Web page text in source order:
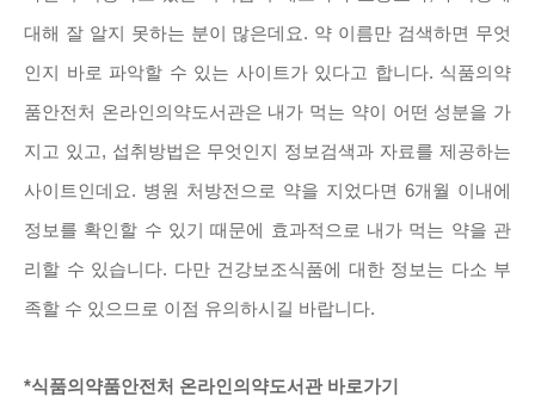
대해 잘 알지 못하는 분이 많은데요. 약 이름만 검색하면 무엇
인지 바로 파악할 수 있는 사이트가 있다고 합니다. 식품의약
품안전처 온라인의약도서관은 내가 먹는 약이 어떤 성분을 가
지고 있고, 섭취방법은 무엇인지 정보검색과 자료를 제공하는
사이트인데요. 병원 처방전으로 약을 지었다면 6개월 이내에
정보를 확인할 수 있기 때문에 효과적으로 내가 먹는 약을 관
리할 수 있습니다. 다만 건강보조식품에 대한 정보는 다소 부
족할 수 있으므로 이점 유의하시길 바랍니다.
*식품의약품안전처 온라인의약도서관 바로가기